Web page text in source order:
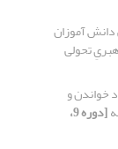
آموزان
تحولی
خواندن و
[دوره 9،